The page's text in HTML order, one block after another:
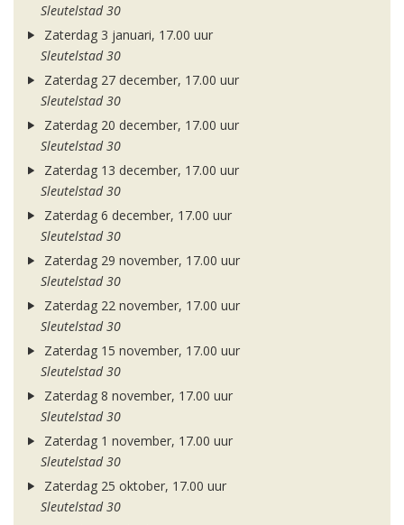
Sleutelstad 30
Zaterdag 3 januari, 17.00 uur
Sleutelstad 30
Zaterdag 27 december, 17.00 uur
Sleutelstad 30
Zaterdag 20 december, 17.00 uur
Sleutelstad 30
Zaterdag 13 december, 17.00 uur
Sleutelstad 30
Zaterdag 6 december, 17.00 uur
Sleutelstad 30
Zaterdag 29 november, 17.00 uur
Sleutelstad 30
Zaterdag 22 november, 17.00 uur
Sleutelstad 30
Zaterdag 15 november, 17.00 uur
Sleutelstad 30
Zaterdag 8 november, 17.00 uur
Sleutelstad 30
Zaterdag 1 november, 17.00 uur
Sleutelstad 30
Zaterdag 25 oktober, 17.00 uur
Sleutelstad 30